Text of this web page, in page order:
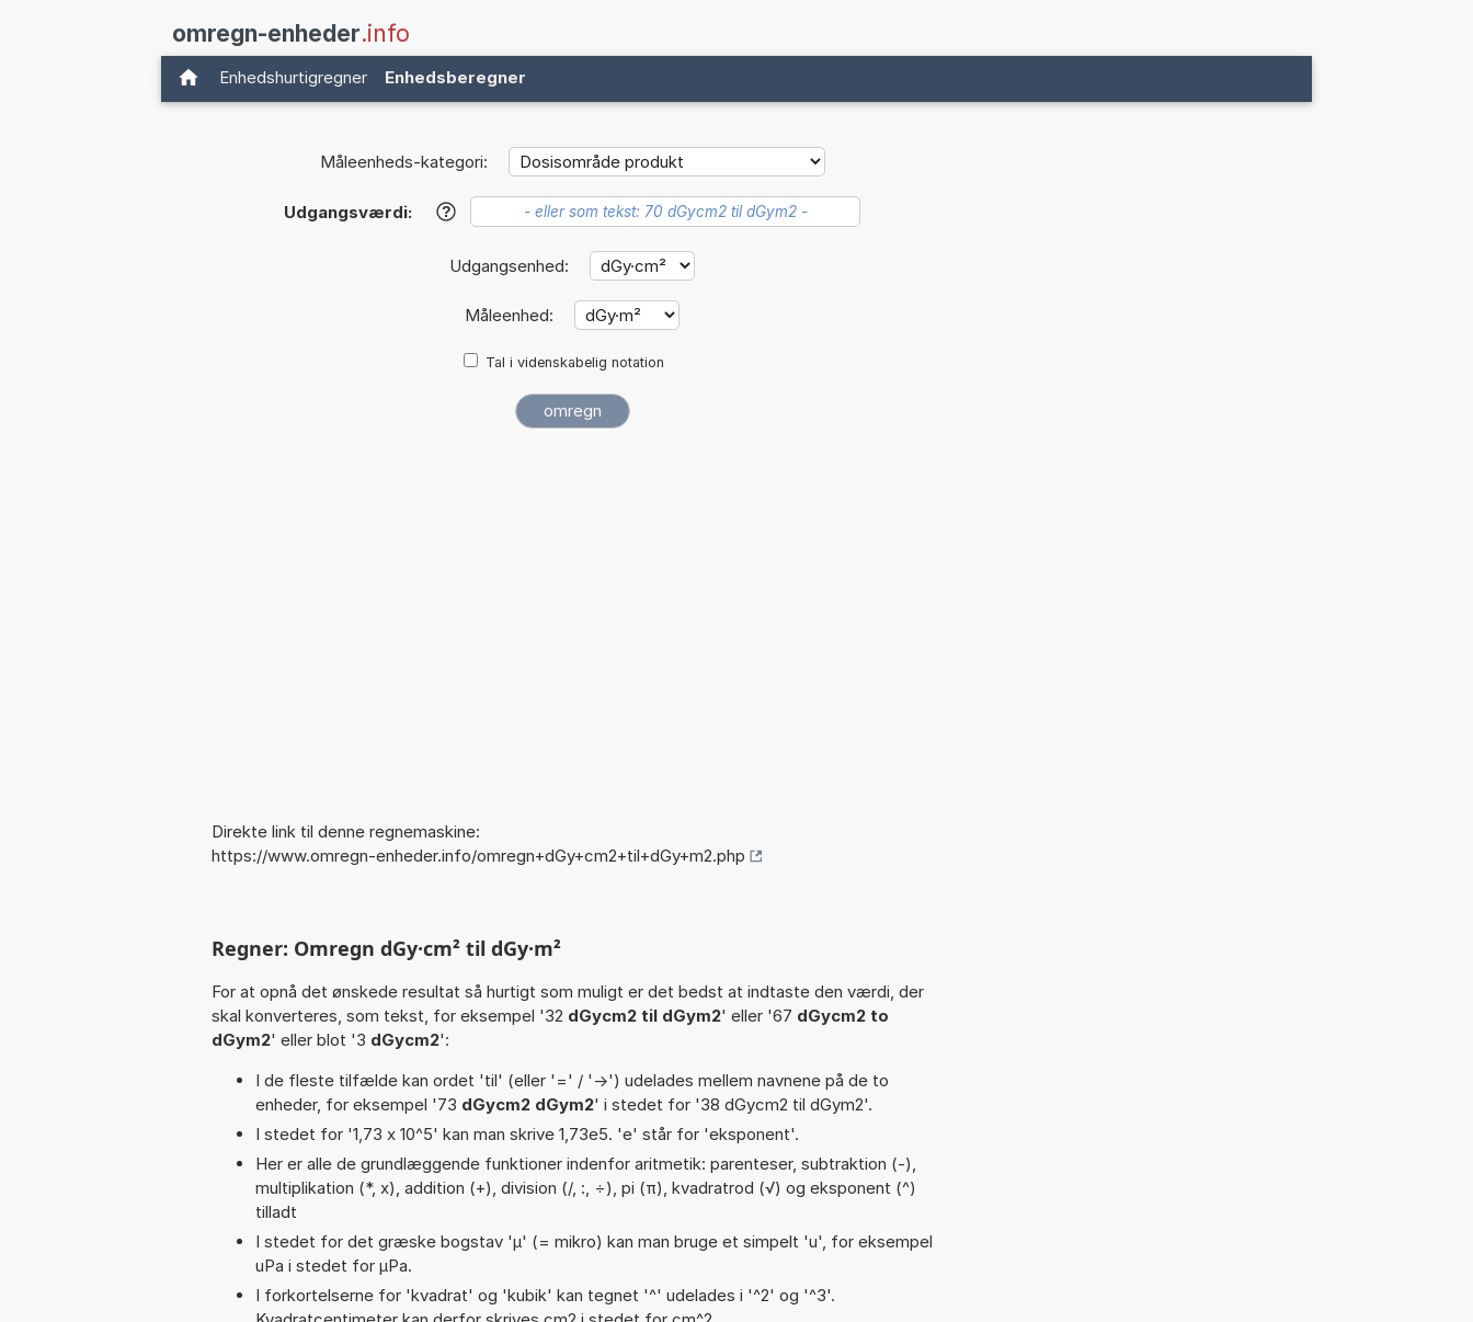
omregn-enheder.info
Enhedshurtigregner Enhedsberegner
Måleenheds-kategori:
Udgangsværdi: ?
Udgangsenhed:
Måleenhed:
Tal i videnskabelig notation
Direkte link til denne regnemaskine:
https://www.omregn-enheder.info/omregn+dGy+cm2+til+dGy+m2.php
Regner: Omregn dGy·cm² til dGy·m²
For at opnå det ønskede resultat så hurtigt som muligt er det bedst at indtaste den værdi, der
skal konverteres, som tekst, for eksempel '32 dGycm2 til dGym2' eller '67 dGycm2 to
dGym2' eller blot '3 dGycm2':
I de fleste tilfælde kan ordet 'til' (eller '=' / '->') udelades mellem navnene på de to
enheder, for eksempel '73 dGycm2 dGym2' i stedet for '38 dGycm2 til dGym2'.
I stedet for '1,73 x 10^5' kan man skrive 1,73e5. 'e' står for 'eksponent'.
Her er alle de grundlæggende funktioner indenfor aritmetik: parenteser, subtraktion (-),
multiplikation (*, x), addition (+), division (/, :, ÷), pi (π), kvadratrod (√) og eksponent (^)
tilladt
I stedet for det græske bogstav 'µ' (= mikro) kan man bruge et simpelt 'u', for eksempel
uPa i stedet for µPa.
I forkortelserne for 'kvadrat' og 'kubik' kan tegnet '^' udelades i '^2' og '^3'.